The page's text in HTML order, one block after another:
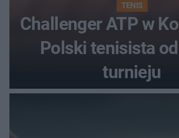
TENIS
Challenger ATP w
Polski tenisista
turnieju